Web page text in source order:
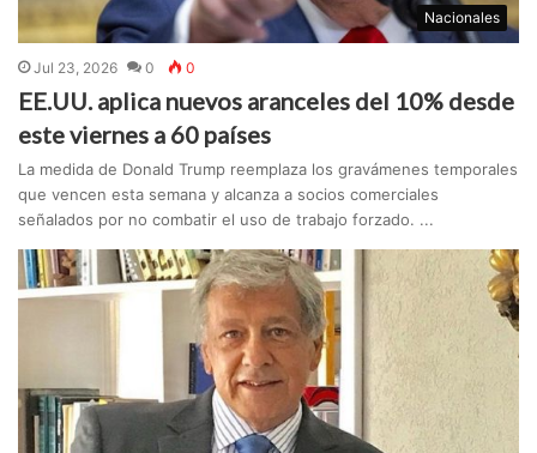
Nacionales
Jul 23, 2026 0 0
EE.UU. aplica nuevos aranceles del 10% desde
este viernes a 60 países
La medida de Donald Trump reemplaza los gravámenes temporales
que vencen esta semana y alcanza a socios comerciales
señalados por no combatir el uso de trabajo forzado. ...